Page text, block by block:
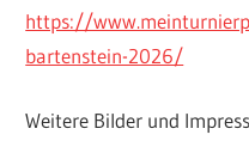
https://
bartenstein-2026/
Weitere Bilder und